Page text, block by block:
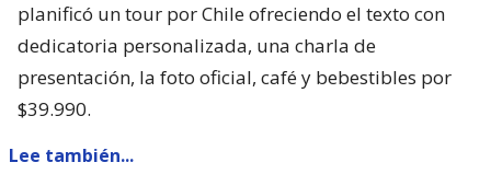
planificó un tour por Chile ofreciendo el texto con
dedicatoria personalizada, una charla de
presentación, la foto oficial, café y bebestibles por
$39.990.
Lee también...